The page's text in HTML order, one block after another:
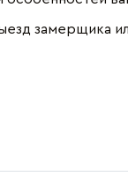
замерщика